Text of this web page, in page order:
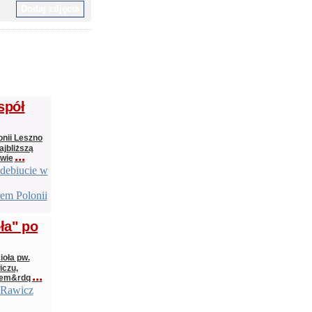
Leszno
...
w
Polonii
po
pw.
...